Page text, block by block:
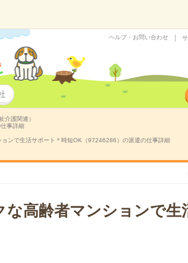
ヘルプ・お問い合わせ
護関連）
事詳細
ンで生活サポート＊時短OK（97246286）の派遣の仕事詳細
な高齢者マンションで生